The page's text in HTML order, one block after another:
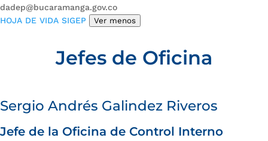
Funcionarios y contratistas
dadep@bucaramanga.gov.co
HOJA DE VIDA SIGEP
Ver menos
Jefes de Oficina
Sergio Andrés Galindez Riveros
Jefe de la Oficina de Control Interno